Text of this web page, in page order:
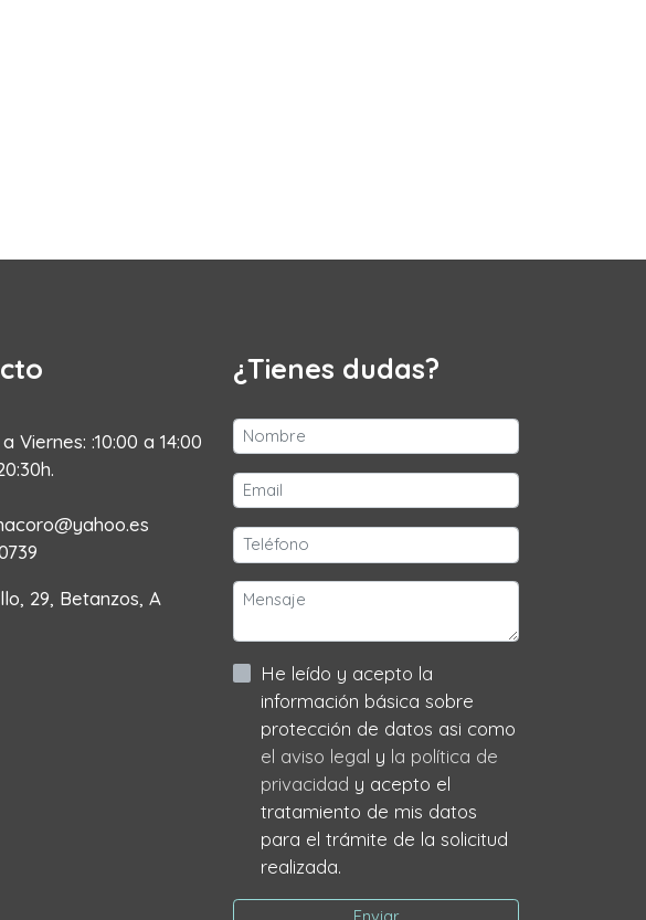
Viernes: :10:00 a 14:00
29, Betanzos, A
¿Tienes dudas?
He leído y acepto la
información básica sobre
protección de datos asi como
el aviso legal y la política de
privacidad y acepto el
tratamiento de mis datos
para el trámite de la solicitud
realizada.